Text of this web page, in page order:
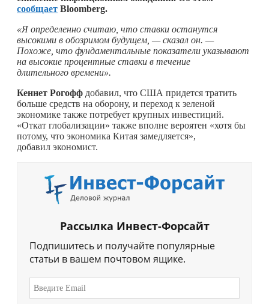
сообщает Bloomberg.
«Я определенно считаю, что ставки останутся
высокими в обозримом будущем, — сказал он. —
Похоже, что фундаментальные показатели указывают
на высокие процентные ставки в течение
длительного времени».
Кеннет Рогофф добавил, что США придется тратить
больше средств на оборону, и переход к зеленой
экономике также потребует крупных инвестиций.
«Откат глобализации» также вполне вероятен «хотя бы
потому, что экономика Китая замедляется»,
добавил экономист.
Рассылка Инвест-Форсайт
Подпишитесь и получайте популярные
статьи в вашем почтовом ящике.